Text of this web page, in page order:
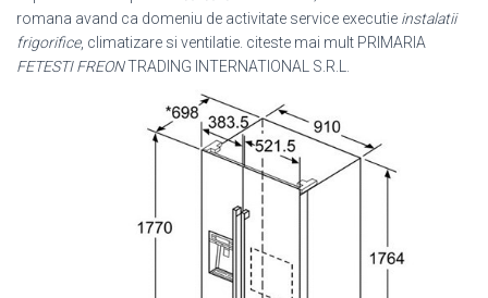
romana avand ca domeniu de activitate service executie instalatii
frigorifice, climatizare si ventilatie. citeste mai mult PRIMARIA
FETESTI FREONTRADING INTERNATIONAL S.R.L.